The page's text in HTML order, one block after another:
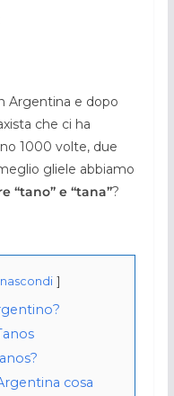
Argentina e dopo
che ci ha
1000 volte, due
gliele abbiamo
“tano” e “tana”?
nascondi
cosa